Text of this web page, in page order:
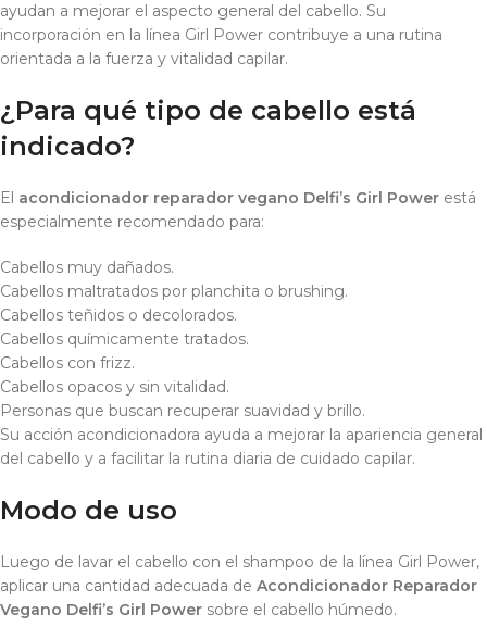
ayudan a mejorar el aspecto general del cabello. Su
incorporación en la línea Girl Power contribuye a una rutina
orientada a la fuerza y vitalidad capilar.
¿Para qué tipo de cabello está
indicado?
El acondicionador reparador vegano Delfi’s Girl Power está
especialmente recomendado para:
Cabellos muy dañados.
Cabellos maltratados por planchita o brushing.
Cabellos teñidos o decolorados.
Cabellos químicamente tratados.
Cabellos con frizz.
Cabellos opacos y sin vitalidad.
Personas que buscan recuperar suavidad y brillo.
Su acción acondicionadora ayuda a mejorar la apariencia general
del cabello y a facilitar la rutina diaria de cuidado capilar.
Modo de uso
Luego de lavar el cabello con el shampoo de la línea Girl Power,
aplicar una cantidad adecuada de Acondicionador Reparador
Vegano Delfi’s Girl Power sobre el cabello húmedo.